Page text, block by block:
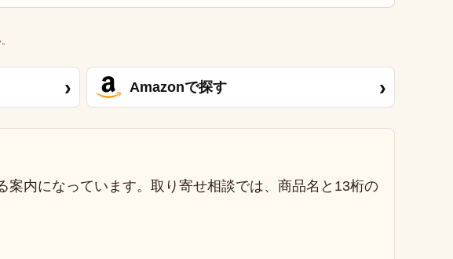
› Amazonで探す ›
内になっています。取り寄せ相談では、商品名と13桁の